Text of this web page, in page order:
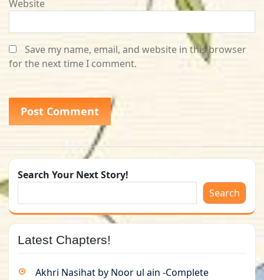
Website
Save my name, email, and website in this browser
for the next time I comment.
Search Your Next Story!
Search
Latest Chapters!
Akhri Nasihat by Noor ul ain -Complete